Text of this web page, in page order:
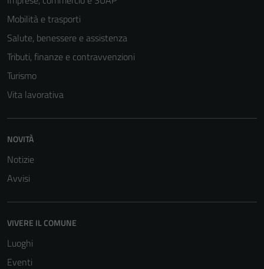
Mobilità e trasporti
Salute, benessere e assistenza
Tributi, finanze e contravvenzioni
Turismo
Vita lavorativa
NOVITÀ
Notizie
Avvisi
VIVERE IL COMUNE
Luoghi
Eventi